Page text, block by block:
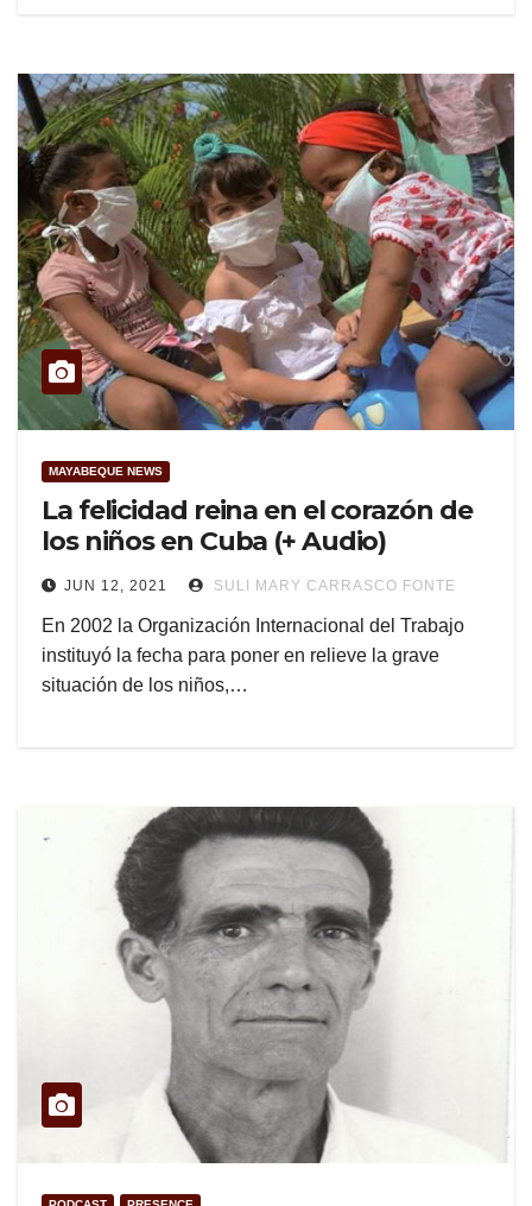
MAYABEQUE NEWS
La felicidad reina en el corazón de
los niños en Cuba (+ Audio)
JUN 12, 2021 SULI MARY CARRASCO FONTE
En 2002 la Organización Internacional del Trabajo
instituyó la fecha para poner en relieve la grave
situación de los niños,…